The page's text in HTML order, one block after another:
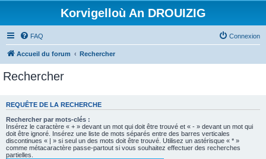
Korvigelloù An DROUIZIG
FAQ Connexion
Accueil du forum Rechercher
Rechercher
REQUÊTE DE LA RECHERCHE
Rechercher par mots-clés :
Insérez le caractère « + » devant un mot qui doit être trouvé et « - » devant un mot qui
doit être ignoré. Insérez une liste de mots séparés entre des barres verticales
discontinues « | » si seul un des mots doit être trouvé. Utilisez un astérisque « * »
comme métacaractère passe-partout si vous souhaitez effectuer des recherches
partielles.